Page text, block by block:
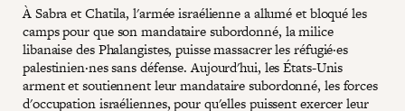
À Sabra et Chatila, l'armée israélienne a allumé et bloqué les
camps pour que son mandataire subordonné, la milice
libanaise des Phalangistes, puisse massacrer les réfugié·es
palestinien·nes sans défense. Aujourd'hui, les États-Unis
arment et soutiennent leur mandataire subordonné, les forces
d'occupation israéliennes, pour qu'elles puissent exercer leur